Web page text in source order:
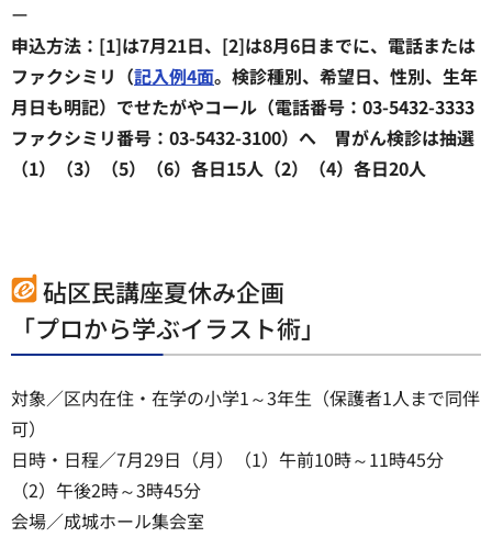
ー
申込方法：[1]は7月21日、[2]は8月6日までに、電話または
ファクシミリ（記入例4面。検診種別、希望日、性別、生年
月日も明記）でせたがやコール（電話番号：03-5432-3333
ファクシミリ番号：03-5432-3100）へ 胃がん検診は抽選
（1）（3）（5）（6）各日15人（2）（4）各日20人
砧区民講座夏休み企画
「プロから学ぶイラスト術」
対象／区内在住・在学の小学1～3年生（保護者1人まで同伴
可）
日時・日程／7月29日（月）（1）午前10時～11時45分
（2）午後2時～3時45分
会場／成城ホール集会室